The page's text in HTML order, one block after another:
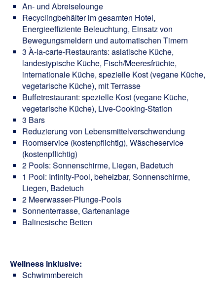
An- und Abreiselounge
Recyclingbehälter im gesamten Hotel,
Energieeffiziente Beleuchtung, Einsatz von
Bewegungsmeldern und automatischen Timern
3 À-la-carte-Restaurants: asiatische Küche,
landestypische Küche, Fisch/Meeresfrüchte,
internationale Küche, spezielle Kost (vegane Küche,
vegetarische Küche), mit Terrasse
Buffetrestaurant: spezielle Kost (vegane Küche,
vegetarische Küche), Live-Cooking-Station
3 Bars
Reduzierung von Lebensmittelverschwendung
Roomservice (kostenpflichtig), Wäscheservice
(kostenpflichtig)
2 Pools: Sonnenschirme, Liegen, Badetuch
1 Pool: Infinity-Pool, beheizbar, Sonnenschirme,
Liegen, Badetuch
2 Meerwasser-Plunge-Pools
Sonnenterrasse, Gartenanlage
Balinesische Betten
Wellness inklusive:
Schwimmbereich